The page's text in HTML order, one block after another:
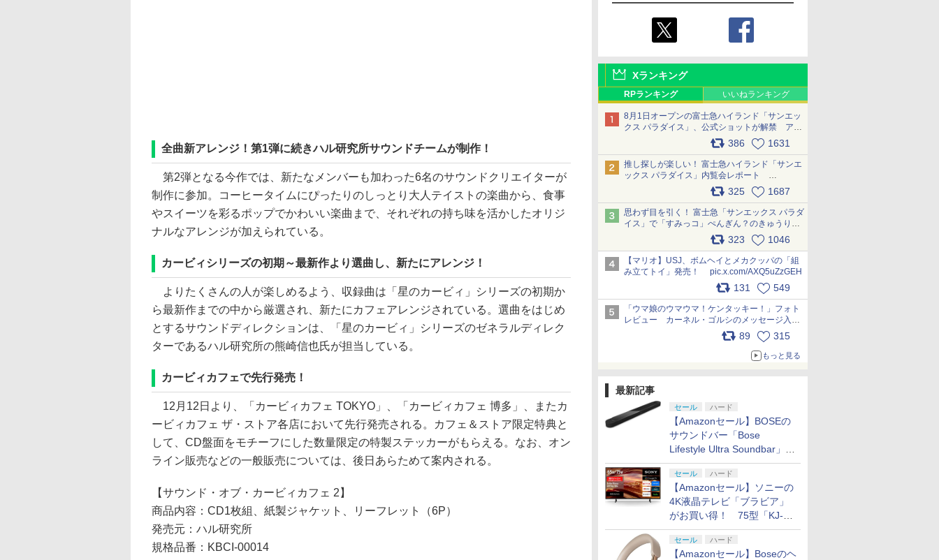
Xランキング
RPランキング いいねランキング
8月1日オープンの富士急ハイランド「サンエッ
クス パラダイス」、公式ショットが解禁 アト
ラクション、メニュー、グッズ写真を一覧で紹
介 pic.x.com/bDYkq8oRFu
386 1631
推し探しが楽しい！ 富士急ハイランド「サンエ
ックス パラダイス」内覧会レポート
325 1687
思わず目を引く！ 富士急「サンエックス パラダ
イス」で「すみっコ」ぺんぎん？のきゅうりド
ッグを食べてみた イラストそのままのメニュ
ー化に挑戦。これが意外にもおいしい
pic.x.com/Kgl04hZaeg
323 1046
【マリオ】USJ、ボムヘイとメカクッパの「組
み立てトイ」発売！ pic.x.com/AXQ5uZzGEH
131 549
「ウマ娘のウマウマ！ケンタッキー！」フォト
レビュー カーネル・ゴルシのメッセージ入り
パッケージや描き下ろしトレカなどが登場
89 315
もっと見る
最新記事
セール ハード
【Amazonセール】BOSEの
サウンドバー「Bose
Lifestyle Ultra Soundbar」
や、サブウーファー「Bose
Lifestyle Ultra Subwoofer」
などお買い得！
セール ハード
【Amazonセール】ソニーの
4K液晶テレビ「ブラビア」
がお買い得！ 75型「KJ-
75X75WL」などラインナッ
プ
セール ハード
【Amazonセール】Boseのヘ
全曲新アレンジ！第1弾に続きハル研究所サウンドチームが制作！
第2弾となる今作では、新たなメンバーも加わった6名のサウンドクリエイターが
制作に参加。コーヒータイムにぴったりのしっとり大人テイストの楽曲から、食事
やスイーツを彩るポップでかわいい楽曲まで、それぞれの持ち味を活かしたオリジ
ナルなアレンジが加えられている。
カービィシリーズの初期～最新作より選曲し、新たにアレンジ！
よりたくさんの人が楽しめるよう、収録曲は「星のカービィ」シリーズの初期か
ら最新作までの中から厳選され、新たにカフェアレンジされている。選曲をはじめ
とするサウンドディレクションは、「星のカービィ」シリーズのゼネラルディレク
ターであるハル研究所の熊崎信也氏が担当している。
カービィカフェで先行発売！
12月12日より、「カービィカフェ TOKYO」、「カービィカフェ 博多」、またカ
ービィカフェ ザ・ストア各店において先行発売される。カフェ＆ストア限定特典と
して、CD盤面をモチーフにした数量限定の特製ステッカーがもらえる。なお、オン
ライン販売などの一般販売については、後日あらためて案内される。
【サウンド・オブ・カービィカフェ 2】
商品内容：CD1枚組、紙製ジャケット、リーフレット（6P）
発売元：ハル研究所
規格品番：KBCI-00014